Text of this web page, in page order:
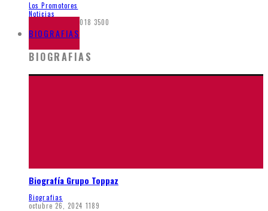
Los Promotores
Noticias
septiembre 8, 2018 3500
BIOGRAFIAS
BIOGRAFIAS
Biografía Grupo Toppaz
Biografias
octubre 26, 2024 1189